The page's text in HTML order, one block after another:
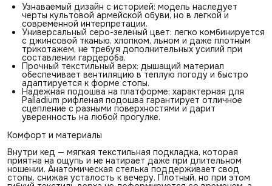
Узнаваемый дизайн с историей: модель наследует
черты культовой армейской обуви, но в легкой и
современной интерпретации.
Универсальный серо-зеленый цвет: легко комбинируется
с джинсовой тканью, хлопком, льном и даже плотным
трикотажем, не требуя дополнительных усилий при
составлении гардероба.
Прочный текстильный верх: дышащий материал
обеспечивает вентиляцию в теплую погоду и быстро
адаптируется к форме стопы.
Надежная подошва на платформе: характерная для
Palladium рифленая подошва гарантирует отличное
сцепление с разными поверхностями и дарит
уверенность на любой прогулке.
Комфорт и материалы
Внутри кед — мягкая текстильная подкладка, которая
приятна на ощупь и не натирает даже при длительном
ношении. Анатомическая стелька поддерживает свод
стопы, снижая усталость к вечеру. Плотный, но при этом